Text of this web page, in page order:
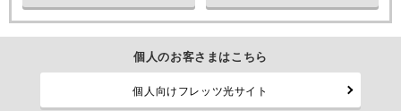
個人のお客さまはこちら
個人向けフレッツ光サイト